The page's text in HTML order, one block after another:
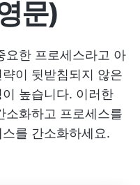
문)
요한 프로세스라고 아
이 뒷받침되지 않은
높습니다. 이러한
소화하고 프로세스를
스를 간소화하세요.